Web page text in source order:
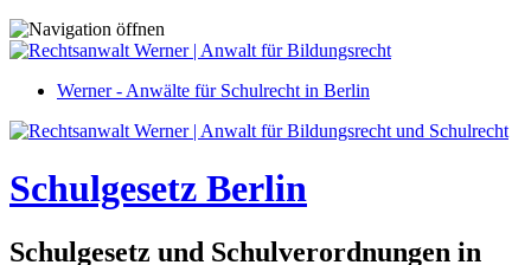
Werner - Anwälte für Schulrecht in Berlin
Schulgesetz Berlin
Schulgesetz und Schulverordnungen in